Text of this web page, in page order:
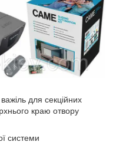
для секційних
краю отвору
системи